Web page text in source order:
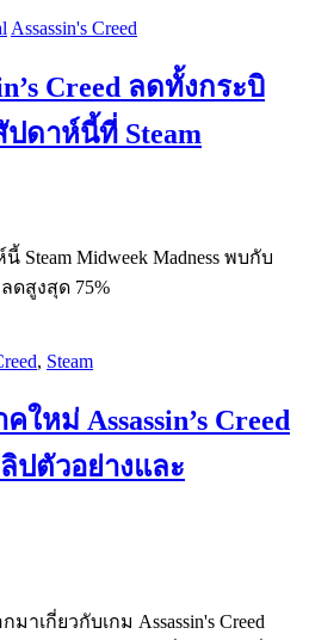
Assassin's Creed
Creed ลดทั้งกระบิ
ดาห์นี้ที่ Steam
Midweek Madness พบกับ
ลดสูงสุด 75%
, Steam
ใหม่ Assassin’s Creed
ปตัวอย่างและ
เกี่ยวกับเกม Assassin's Creed